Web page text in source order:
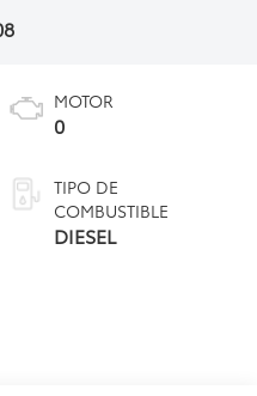
MOTOR
0
TIPO DE
COMBUSTIBLE
DIESEL